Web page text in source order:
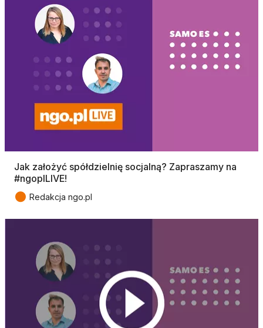
Jak założyć spółdzielnię socjalną? Zapraszamy na
#ngoplLIVE!
● Redakcja ngo.pl